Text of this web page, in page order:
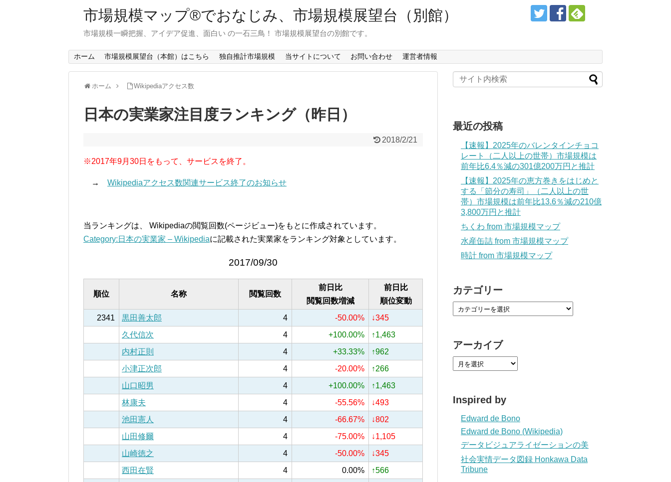
市場規模マップ®でおなじみ、市場規模展望台（別館）
市場規模一瞬把握、アイデア促進、面白い の一石三鳥！ 市場規模展望台の別館です。
ホーム 市場規模展望台（本館）はこちら 独自推計市場規模 当サイトについて お問い合わせ 運営者情報
ホーム Wikipediaアクセス数
日本の実業家注目度ランキング（昨日）
2018/2/21
※2017年9月30日をもって、サービスを終了。
→ Wikipediaアクセス数関連サービス終了のお知らせ
当ランキングは、 Wikipediaの閲覧回数(ページビュー)をもとに作成されています。
Category:日本の実業家 – Wikipediaに記載された実業家をランキング対象としています。
2017/09/30
順位 名称 閲覧回数
前日比
閲覧回数増減
前日比
順位変動
2341
黒田善太郎 4 -50.00%
↓345
久代信次
4 +100.00%
↑1,463
内村正則
4 +33.33%
↑962
小津正次郎
4 -20.00%
↑266
山口昭男
4 +100.00%
↑1,463
林康夫
4 -55.56%
↓493
池田憲人
4 -66.67%
↓802
山田修爾
4 -75.00%
↓1,105
山崎徳之
4 -50.00%
↓345
西田在賢
4 0.00%
↑566
最近の投稿
【速報】2025年のバレンタインチョコ
レート（二人以上の世帯）市場規模は
前年比6.4％減の301億200万円と推計
【速報】2025年の恵方巻きをはじめと
する「節分の寿司」（二人以上の世
帯）市場規模は前年比13.6％減の210億
3,800万円と推計
ちくわ from 市場規模マップ
水産缶詰 from 市場規模マップ
時計 from 市場規模マップ
カテゴリー
アーカイブ
Inspired by
Edward de Bono
Edward de Bono (Wikipedia)
データビジュアライゼーションの美
社会実情データ図録 Honkawa Data
Tribune